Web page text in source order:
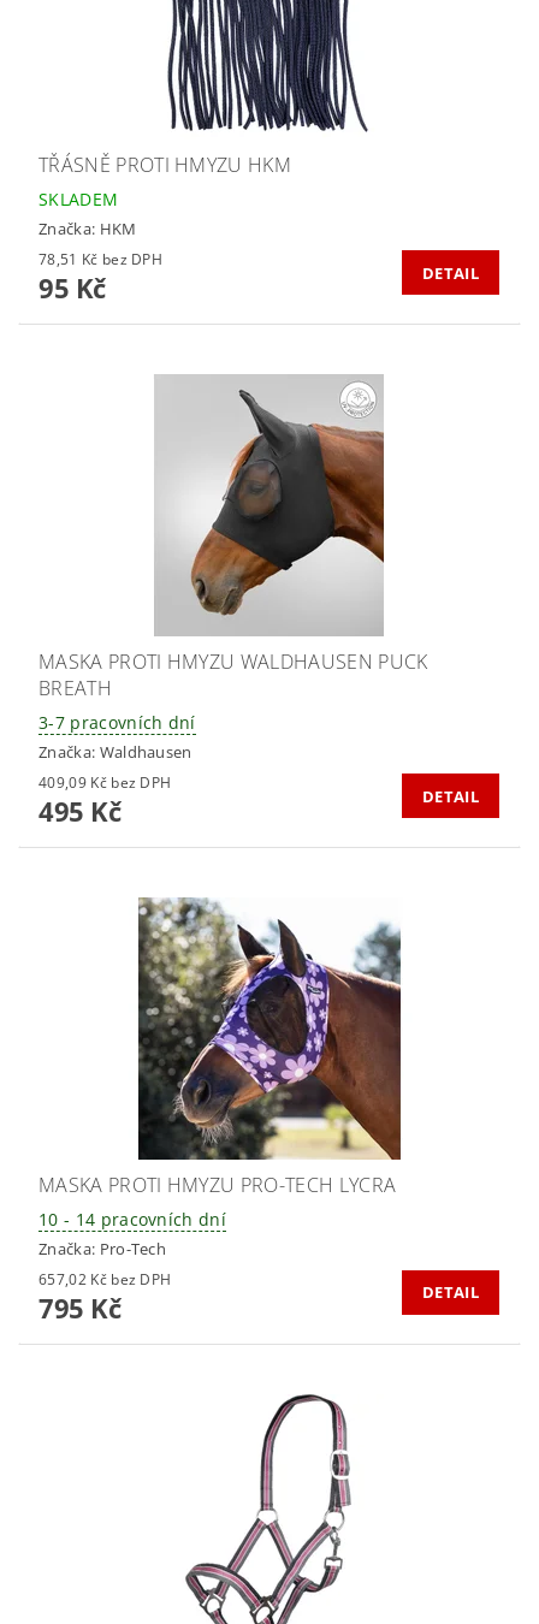
TŘÁSNĚ PROTI HMYZU HKM
SKLADEM
Značka: HKM
78,51 Kč bez DPH
95 Kč DETAIL
MASKA PROTI HMYZU WALDHAUSEN PUCK
BREATH
3-7 pracovních dní
Značka: Waldhausen
409,09 Kč bez DPH
495 Kč DETAIL
MASKA PROTI HMYZU PRO-TECH LYCRA
10 - 14 pracovních dní
Značka: Pro-Tech
657,02 Kč bez DPH
795 Kč DETAIL